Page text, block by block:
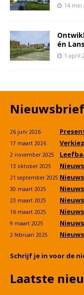
14 mei
én
1 april
Nieuwsbrief
26 juni 2026
17 maart 2026
2 november 2025
13 oktober 2025
21 september 2025
30 maart 2025
23 maart 2025
16 maart 2025
9 maart 2025
2 februari 2025
Schrijf je in voor de
Laatste